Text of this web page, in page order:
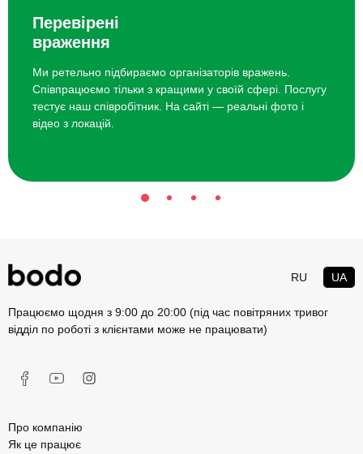
серпень 2026)
Товар
Прогулянка на конях для двох 2400 грн
SUP-серфінг для двох 1500 грн
Побачення в темряві
Романтичний вечір у SPA салоні 6400 грн
Перевірені
враження
Ми ретельно підбираємо організаторів вражень.
Співпрацюємо тільки з кращими у своїй сфері. Послугу
тестує наш співробітник. На сайті — реальні фото і
відео з локацій.
RU UA
Працюємо щодня з 9:00 до 20:00 (під час повітряних тривог
відділ по роботі з клієнтами може не працювати)
Про компанію
Як це працює